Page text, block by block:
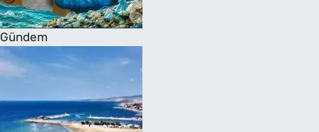
Gündem